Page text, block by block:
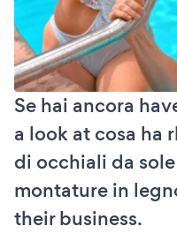
Se hai ancora
a look at cosa ha
di occhiali da
montature in
their business.